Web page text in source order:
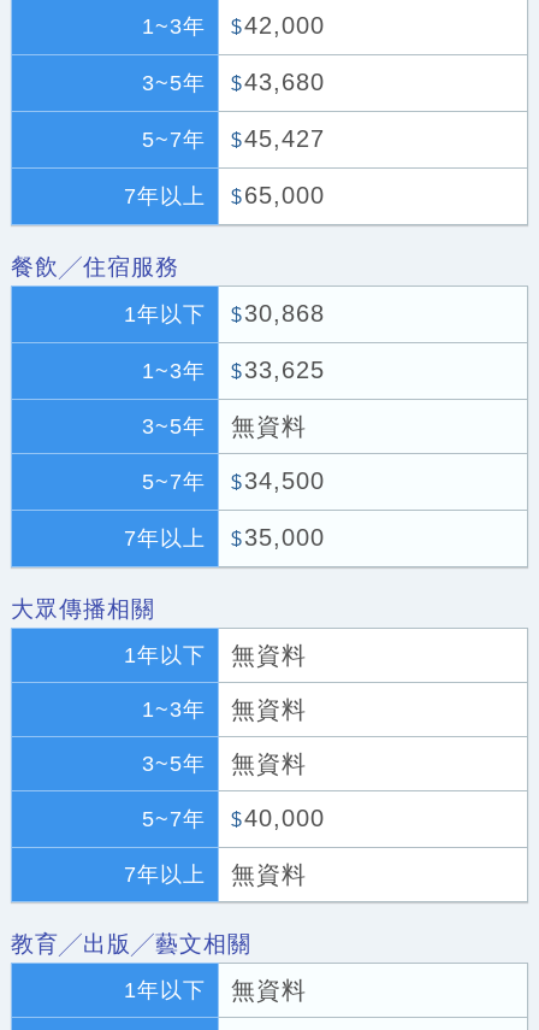
1~3年 $42,000
3~5年 $43,680
5~7年 $45,427
7年以上 $65,000
餐飲╱住宿服務
1年以下 $30,868
1~3年 $33,625
3~5年 無資料
5~7年 $34,500
7年以上 $35,000
大眾傳播相關
1年以下 無資料
1~3年 無資料
3~5年 無資料
5~7年 $40,000
7年以上 無資料
教育╱出版╱藝文相關
1年以下 無資料